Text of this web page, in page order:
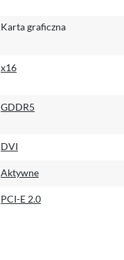
Karta graficzna
x16
GDDR5
DVI
Aktywne
PCI-E 2.0